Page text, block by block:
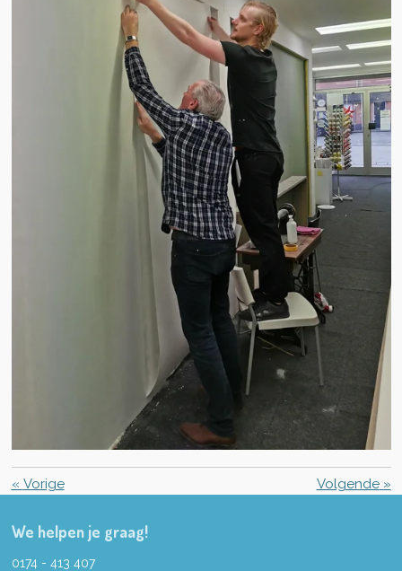
« Vorige Volgende»
We helpen je graag!
0174 - 413 407